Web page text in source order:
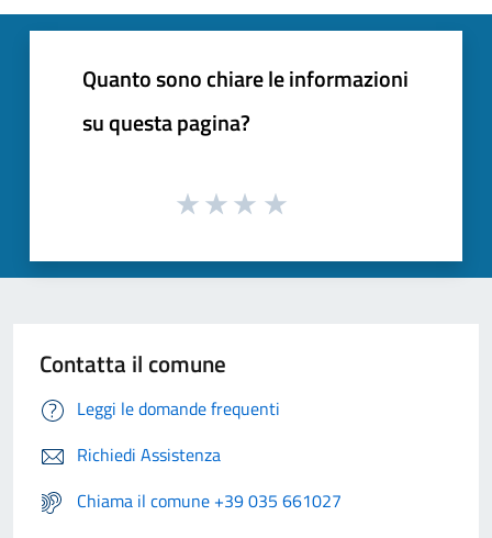
Quanto sono chiare le informazioni
su questa pagina?
Contatta il comune
Leggi le domande frequenti
Richiedi Assistenza
Chiama il comune +39 035 661027